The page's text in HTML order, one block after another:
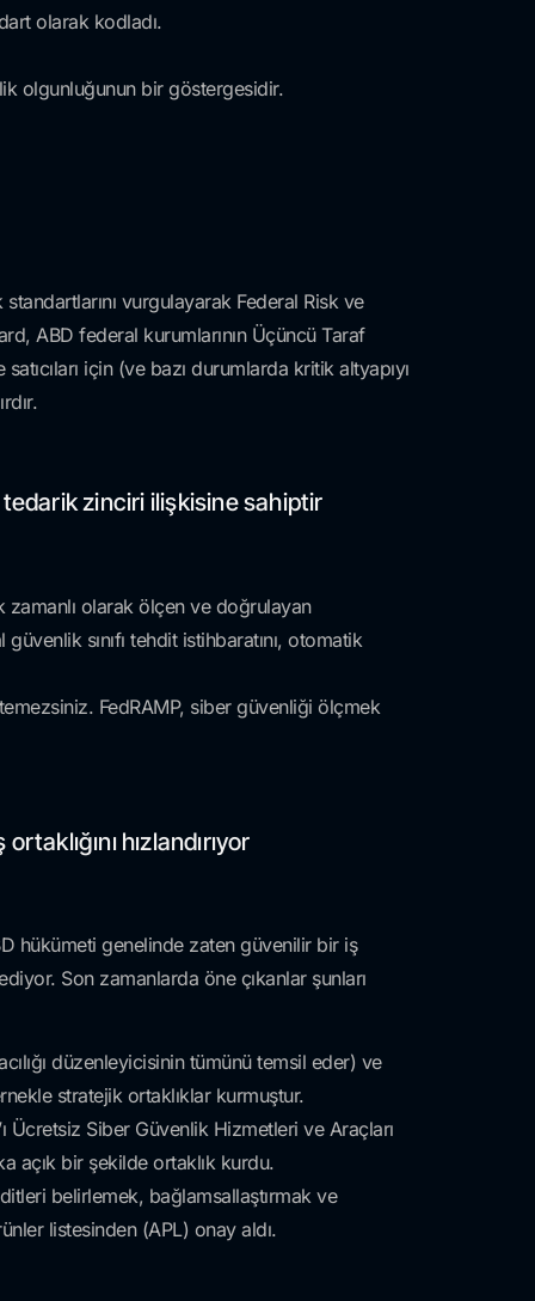
olarak kodladı.
olgunluğunun bir göstergesidir.
vurgulayarak Federal Risk ve
ABD federal kurumlarının Üçüncü Taraf
için (ve bazı durumlarda kritik altyapıyı
zinciri ilişkisine sahiptir
olarak ölçen ve doğrulayan
sınıfı tehdit istihbaratını, otomatik
FedRAMP, siber güvenliği ölçmek
hızlandırıyor
hükümeti genelinde zaten güvenilir bir iş
Son zamanlarda öne çıkanlar şunları
düzenleyicisinin tümünü temsil eder) ve
stratejik ortaklıklar kurmuştur.
Ücretsiz Siber Güvenlik Hizmetleri ve Araçları
açık bir şekilde ortaklık kurdu.
belirlemek, bağlamsallaştırmak ve
listesinden (APL) onay aldı.